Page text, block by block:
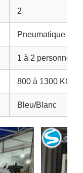
2
Pneumatique
1 à 2 personnes
800 à 1300 KG
Bleu/Blanc